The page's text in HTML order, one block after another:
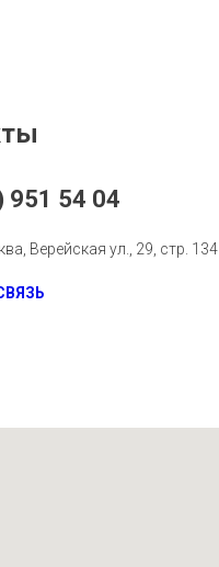
951 54 04
Верейская ул., 29, стр. 134